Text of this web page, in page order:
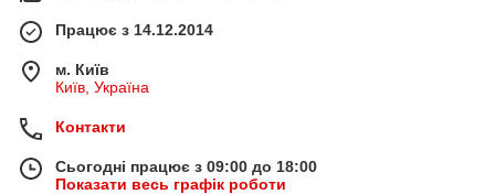
Працює з 14.12.2014
м. Київ
Київ, Україна
Контакти
Сьогодні працює з 09:00 до 18:00
Показати весь графік роботи